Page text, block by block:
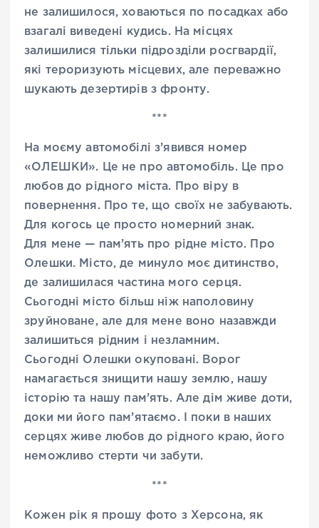
не залишилося, ховаються по посадках або
взагалі виведені кудись. На місцях
залишилися тільки підрозділи росгвардії,
які тероризують місцевих, але переважно
шукають дезертирів з фронту.
***
На моєму автомобілі з’явився номер
«ОЛЕШКИ». Це не про автомобіль. Це про
любов до рідного міста. Про віру в
повернення. Про те, що своїх не забувають.
Для когось це просто номерний знак.
Для мене — пам’ять про рідне місто. Про
Олешки. Місто, де минуло моє дитинство,
де залишилася частина мого серця.
Сьогодні місто більш ніж наполовину
зруйноване, але для мене воно назавжди
залишиться рідним і незламним.
Сьогодні Олешки окуповані. Ворог
намагається знищити нашу землю, нашу
історію та нашу пам’ять. Але дім живе доти,
доки ми його пам’ятаємо. І поки в наших
серцях живе любов до рідного краю, його
неможливо стерти чи забути.
***
Кожен рік я прошу фото з Херсона, як